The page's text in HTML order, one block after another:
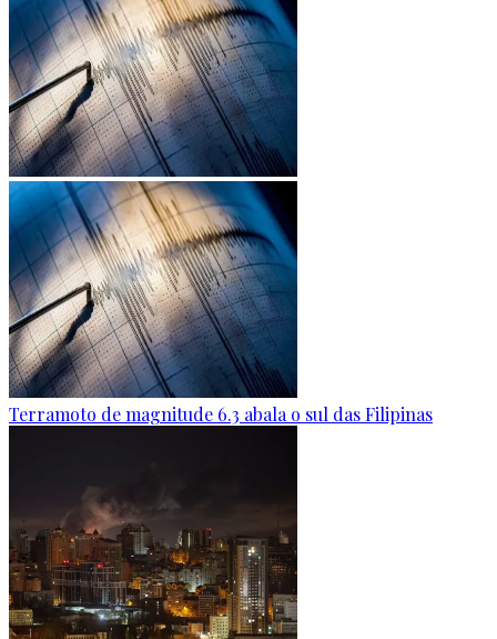
Terramoto de magnitude 6.3 abala o sul das Filipinas